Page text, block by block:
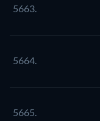
5663.
5664.
5665.